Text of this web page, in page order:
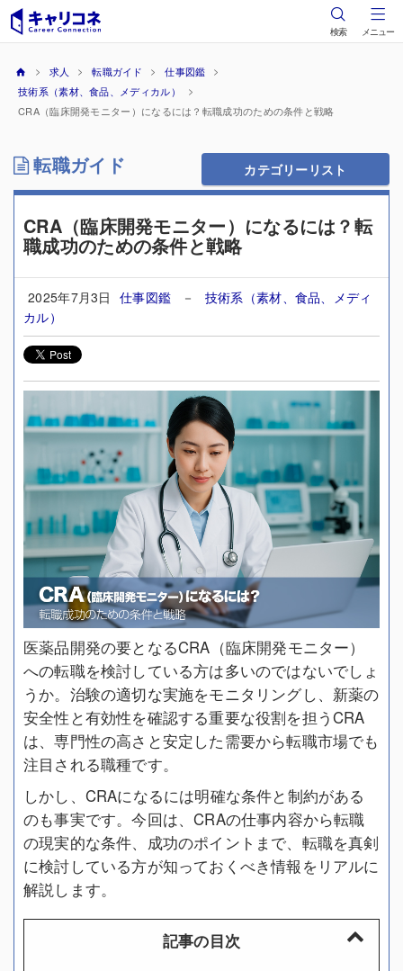
検索 メニュー
求人 転職ガイド
仕事図鑑
技術系（素材、食品、メディカル）
CRA（臨床開発モニター）になるには？転職成功のための条件と戦略
転職ガイド カテゴリーリスト
CRA（臨床開発モニター）になるには？転
職成功のための条件と戦略
2025年7月3日 仕事図鑑 － 技術系（素材、食品、メディ
カル）
医薬品開発の要となるCRA（臨床開発モニター）
への転職を検討している方は多いのではないでしょ
うか。治験の適切な実施をモニタリングし、新薬の
安全性と有効性を確認する重要な役割を担うCRA
は、専門性の高さと安定した需要から転職市場でも
注目される職種です。
しかし、CRAになるには明確な条件と制約がある
のも事実です。今回は、CRAの仕事内容から転職
の現実的な条件、成功のポイントまで、転職を真剣
に検討している方が知っておくべき情報をリアルに
解説します。
記事の目次